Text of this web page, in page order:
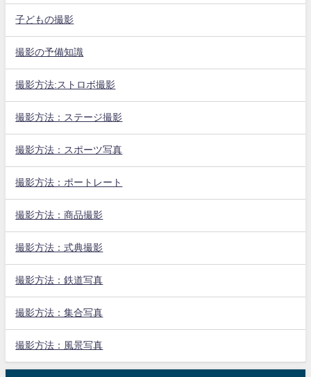
子どもの撮影
撮影の予備知識
撮影方法:ストロボ撮影
撮影方法：ステージ撮影
撮影方法：スポーツ写真
撮影方法：ポートレート
撮影方法：商品撮影
撮影方法：式典撮影
撮影方法：鉄道写真
撮影方法：集合写真
撮影方法：風景写真